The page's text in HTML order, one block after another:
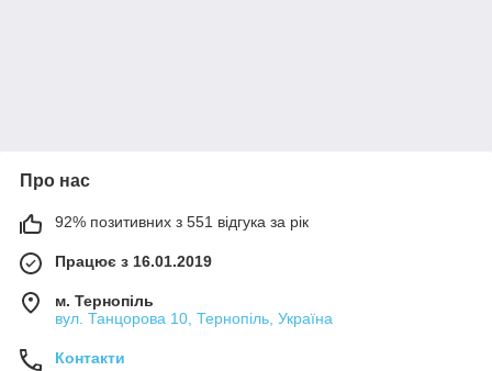
Про нас
92% позитивних з 551 відгука за рік
Працює з 16.01.2019
м. Тернопіль
вул. Танцорова 10, Тернопіль, Україна
Контакти